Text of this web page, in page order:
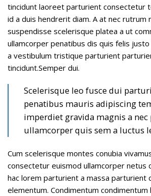
tincidunt laoreet parturient consectetur
id a duis hendrerit diam. A at nec rutrum
suspendisse scelerisque platea a ut
ullamcorper penatibus dis quis felis
a vestibulum tristique parturient
tincidunt.Semper dui.
Scelerisque leo fusce dui
penatibus mauris adipiscing
imperdiet gravida magnis a
ullamcorper quis sem a luctus
Cum scelerisque montes conubia
consectetur euismod ullamcorper netus
hac lorem parturient a massa parturient
elementum. Condimentum condimentum